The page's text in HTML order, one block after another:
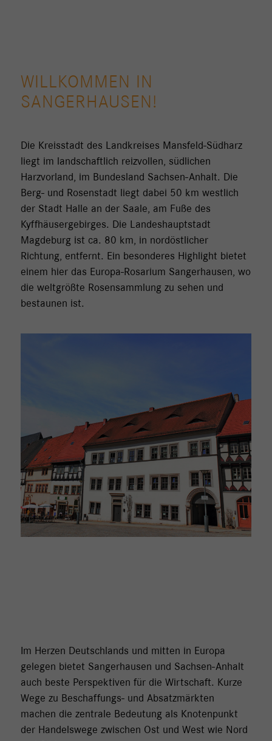
WILLKOMMEN IN
SANGERHAUSEN!
Die Kreisstadt des Landkreises Mansfeld-Südharz
liegt im landschaftlich reizvollen, südlichen
Harzvorland, im Bundesland Sachsen-Anhalt. Die
Berg- und Rosenstadt liegt dabei 50 km westlich
der Stadt Halle an der Saale, am Fuße des
Kyffhäusergebirges. Die Landeshauptstadt
Magdeburg ist ca. 80 km, in nordöstlicher
Richtung, entfernt. Ein besonderes Highlight bietet
einem hier das Europa-Rosarium Sangerhausen, wo
die weltgrößte Rosensammlung zu sehen und
bestaunen ist.
Im Herzen Deutschlands und mitten in Europa
gelegen bietet Sangerhausen und Sachsen-Anhalt
auch beste Perspektiven für die Wirtschaft. Kurze
Wege zu Beschaffungs- und Absatzmärkten
machen die zentrale Bedeutung als Knotenpunkt
der Handelswege zwischen Ost und West wie Nord